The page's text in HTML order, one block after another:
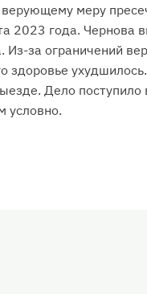
меру
2023 года. Чернова
Из-за ограничений
здоровье
Дело
условно.